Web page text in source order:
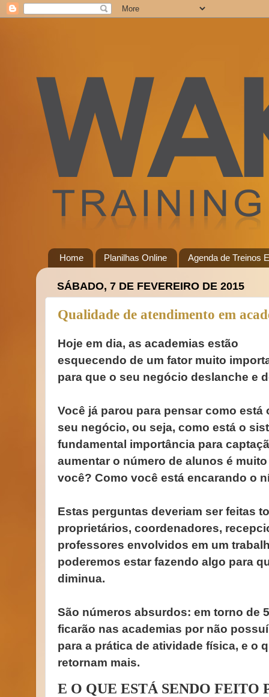
Home Planilhas Online Agenda de Treinos
SÁBADO, 7 DE FEVEREIRO DE 2015
Qualidade de atendimento em
Hoje em dia, as academias estão
esquecendo de um fator muito
para que o seu negócio deslanche e
Você já parou para pensar como está
seu negócio, ou seja, como está o
fundamental importância para
aumentar o número de alunos é
você? Como você está encarando o
Estas perguntas deveriam ser feitas
proprietários, coordenadores,
professores envolvidos em um
poderemos estar fazendo algo para
diminua.
São números absurdos: em torno de
ficarão nas academias por não
para a prática de atividade física, e o
retornam mais.
E O QUE ESTÁ SENDO FEITO